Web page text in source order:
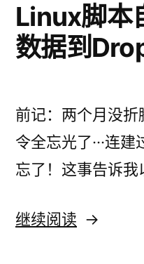
据
到
网
站
数
Dropbox（下）
Linux脚本
数据到
前记：两个月没
令全忘光了···连
忘了！这事告诉
继续阅读 “Linux